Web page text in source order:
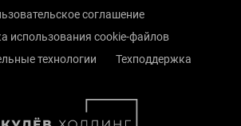
соглашение
использования cookie-файлов
технологии
Техподдержка